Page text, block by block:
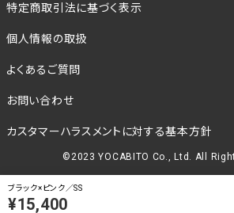
ブラック×ピンク／SS
¥15,400
特定商取引法に基づく表示
個人情報の取扱
よくあるご質問
お問い合わせ
カスタマーハラスメントに対する基本方針
©2023 YOCABITO Co., Ltd. All